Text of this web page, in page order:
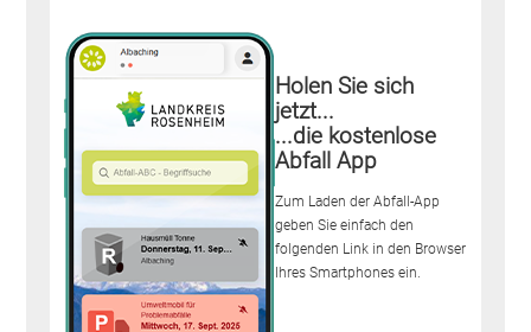
Holen Sie sich
jetzt...
...die kostenlose
Abfall App
Zum Laden der Abfall-App
geben Sie einfach den
folgenden Link in den Browser
Ihres Smartphones ein.